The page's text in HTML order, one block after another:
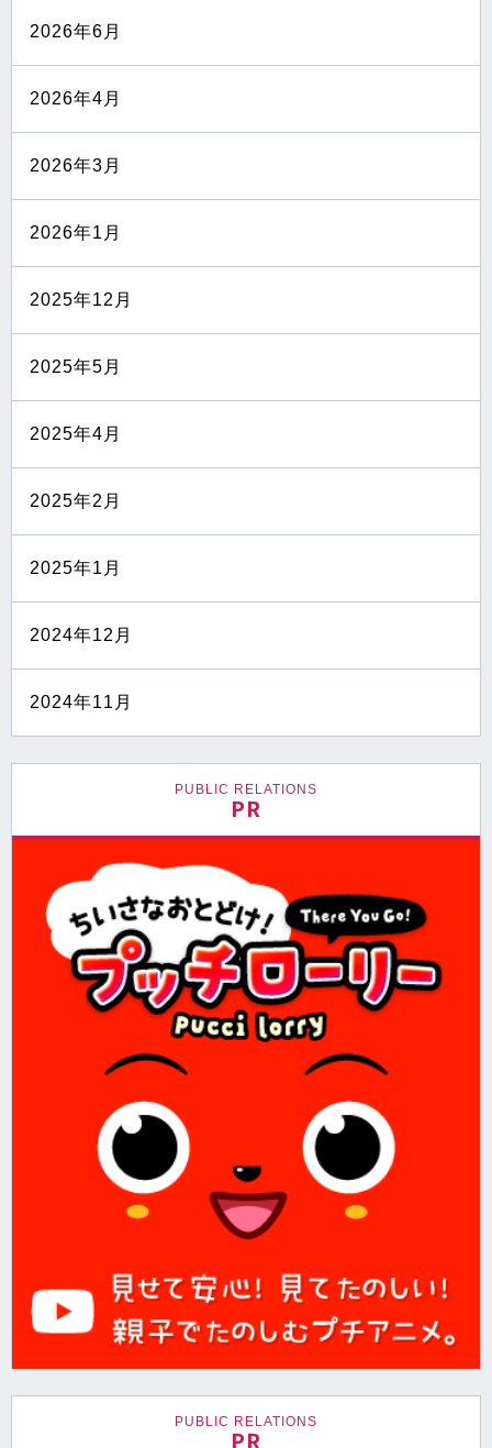
2026年6月
2026年4月
2026年3月
2026年1月
2025年12月
2025年5月
2025年4月
2025年2月
2025年1月
2024年12月
2024年11月
PUBLIC RELATIONS
PR
PUBLIC RELATIONS
PR